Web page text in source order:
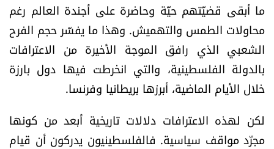
الصحافة الإسرائيلية
ثقافة وفنون
فصل من كتاب
اقرأ تضحك
ما أبقى قضيّتهم حيّة وحاضرة على أجندة العالم رغم
محاولات الطمس والتهميش. وهذا ما يفسّر حجم الفرح
الشعبي الذي رافق الموجة الأخيرة من الاعترافات
بالدولة الفلسطينية، والتي انخرطت فيها دول بارزة
خلال الأيام الماضية، أبرزها بريطانيا وفرنسا.
لكن لهذه الاعترافات دلالات تاريخية أبعد من كونها
مجرّد مواقف سياسية. فالفلسطينيون يدركون أن قيام